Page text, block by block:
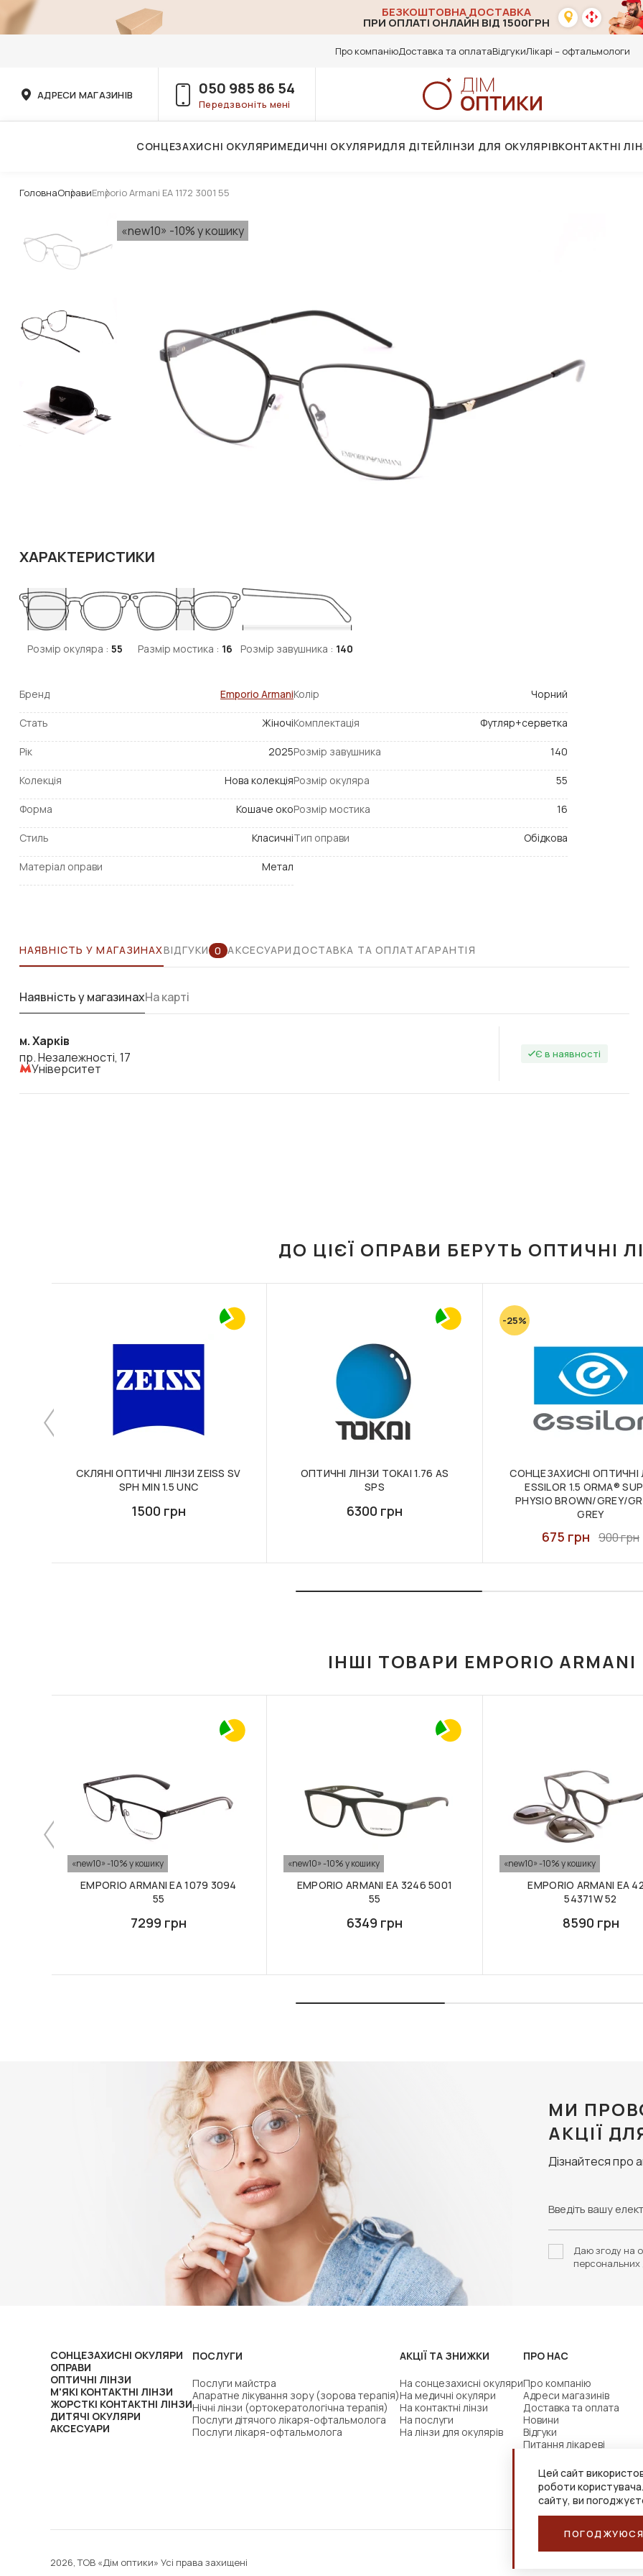
БЕЗКОШТОВНА ДОСТАВКА
ПРИ ОПЛАТІ ОНЛАЙН ВІД 1500ГРН
Про компаніюДоставка та оплатаВідгукиЛікарі – офтальмологи
АДРЕСИ МАГАЗИНІВ 050 985 86 54
Передзвоніть мені
СОНЦЕЗАХИСНІ ОКУЛЯРИМЕДИЧНІ ОКУЛЯРИДЛЯ ДІТЕЙЛІНЗИ ДЛЯ ОКУЛЯРІВКОНТАКТНІ
ГоловнаОправиEmporio Armani EA 1172 3001 55
«new10» -10% у кошику
ХАРАКТЕРИСТИКИ
Розмір окуляра : 55 Размір мостика : 16 Розмір завушника : 140
Бренд Emporio Armani
Стать Жіночі
Рік 2025
Колекція Нова колекція
Форма Кошаче око
Стиль Класичні
Матеріал оправи Метал
Колір Чорний
Комплектація Футляр+серветка
Розмір завушника 140
Розмір окуляра 55
Розмір мостика 16
Тип оправи Обідкова
НАЯВНІСТЬ У МАГАЗИНАХВІДГУКИ 0 АКСЕСУАРИДОСТАВКА ТА ОПЛАТАГАРАНТІЯ
Наявність у магазинахНа карті
м. Харків
пр. Незалежності, 17
Університет
Є в наявності
ДО ЦІЄЇ ОПРАВИ БЕРУТЬ ОПТИЧНІ
СКЛЯНІ ОПТИЧНІ ЛІНЗИ ZEISS SV
SPH MIN 1.5 UNC
1500 грн
ОПТИЧНІ ЛІНЗИ TOKAI 1.76 AS
SPS
6300 грн
-25%
СОНЦЕЗАХИСНІ ОПТИЧНІ
ESSILOR 1.5 ORMA®
PHYSIO BROWN/GREY/
GREY
675 грн 900 грн
ІНШІ ТОВАРИ EMPORIO ARMANI
«new10» -10% у кошику
EMPORIO ARMANI EA 1079 3094
55
7299 грн
«new10» -10% у кошику
EMPORIO ARMANI EA 3246 5001
55
6349 грн
«new10» -10% у кошику
EMPORIO ARMANI EA
54371W 52
8590 грн
МИ
АКЦІЇ
Дізнайтеся про
Даю згоду на
Цей сайт
роботи
сайту, ви
СОНЦЕЗАХИСНІ ОКУЛЯРИ
ОПРАВИ
ОПТИЧНІ ЛІНЗИ
М'ЯКІ КОНТАКТНІ ЛІНЗИ
ЖОРСТКІ КОНТАКТНІ ЛІНЗИ
ДИТЯЧІ ОКУЛЯРИ
АКСЕСУАРИ
ПОСЛУГИ
Послуги майстра
Апаратне лікування зору (зорова терапія)
Нічні лінзи (ортокератологічна терапія)
Послуги дітячого лікаря-офтальмолога
Послуги лікаря-офтальмолога
АКЦІЇ ТА ЗНИЖКИ
На сонцезахисні окуляри
На медичні окуляри
На контактні лінзи
На послуги
На лінзи для окулярів
ПРО НАС
Про компанію
Адреси магазинів
Доставка та оплата
Новини
Відгуки
Питання лікареві
2026, ТОВ «Дім оптики» Усі права захищені